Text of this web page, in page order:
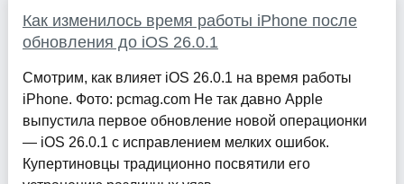
Как изменилось время работы iPhone после
обновления до iOS 26.0.1
Смотрим, как влияет iOS 26.0.1 на время работы
iPhone. Фото: pcmag.com Не так давно Apple
выпустила первое обновление новой операционки
— iOS 26.0.1 с исправлением мелких ошибок.
Купертиновцы традиционно посвятили его